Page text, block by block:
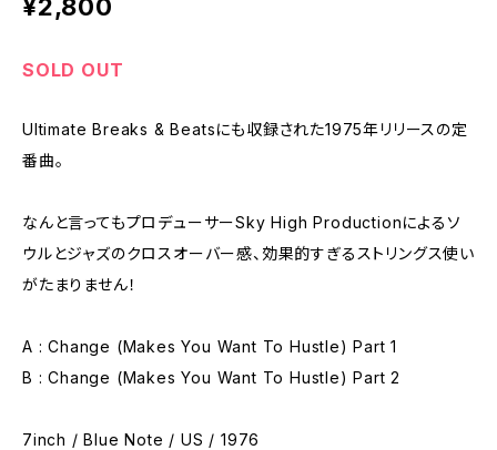
¥2,800
SOLD OUT
Ultimate Breaks & Beatsにも収録された1975年リリースの定
番曲。
なんと言ってもプロデューサーSky High Productionによるソ
ウルとジャズのクロスオーバー感、効果的すぎるストリングス使い
がたまりません！
A : Change (Makes You Want To Hustle) Part 1
B : Change (Makes You Want To Hustle) Part 2
7inch / Blue Note / US / 1976